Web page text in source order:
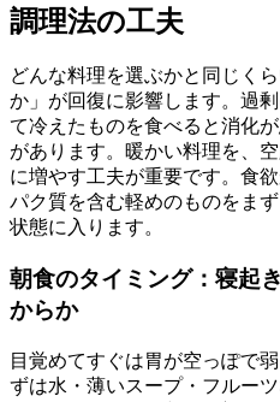
調理法の工夫
どんな料理を選ぶかと同じく
か」が回復に影響します。過
て冷えたものを食べると消化
があります。暖かい料理を、
に増やす工夫が重要です。食
パク質を含む軽めのものをま
状態に入ります。
朝食のタイミング：寝起
からか
目覚めてすぐは胃が空っぽで
ずは水・薄いスープ・フルー